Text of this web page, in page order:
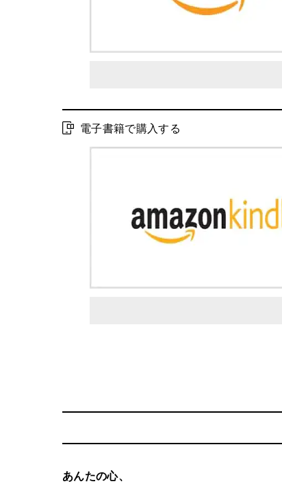
電子書籍で購入する
あんたの心、